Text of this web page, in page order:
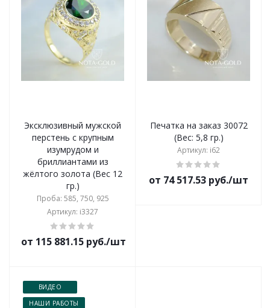
Эксклюзивный мужской
перстень с крупным
изумрудом и
бриллиантами из
жёлтого золота (Вес 12
гр.)
Проба: 585, 750, 925
Артикул: i3327
от 115 881.15 руб./шт
Печатка на заказ 30072
(Вес: 5,8 гр.)
Артикул: i62
от 74 517.53 руб./шт
ВИДЕО
НАШИ РАБОТЫ